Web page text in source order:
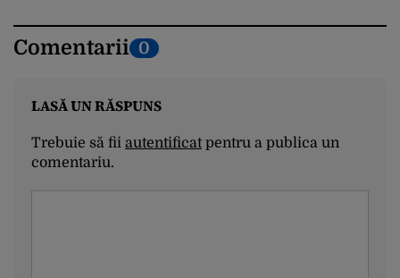
Comentarii 0
LASĂ UN RĂSPUNS
Trebuie să fii autentificatpentru a publica un
comentariu.